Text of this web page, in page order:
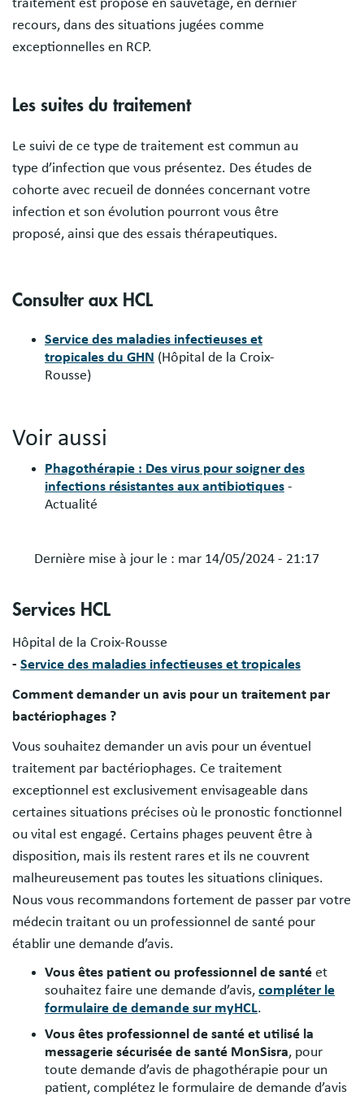
traitement est proposé en sauvetage, en dernier
recours, dans des situations jugées comme
exceptionnelles en RCP.
Les suites du traitement
Le suivi de ce type de traitement est commun au
type d’infection que vous présentez. Des études de
cohorte avec recueil de données concernant votre
infection et son évolution pourront vous être
proposé, ainsi que des essais thérapeutiques.
Consulter aux HCL
Service des maladies infectieuses et
tropicales du GHN (Hôpital de la Croix-
Rousse)
Voir aussi
Phagothérapie : Des virus pour soigner des
infections résistantes aux antibiotiques -
Actualité
Dernière mise à jour le : mar 14/05/2024 - 21:17
Services HCL
Hôpital de la Croix-Rousse
- ​ Service des maladies infectieuses et tropicales
Comment demander un avis pour un traitement par
bactériophages ?
Vous souhaitez demander un avis pour un éventuel
traitement par bactériophages. Ce traitement
exceptionnel est exclusivement envisageable dans
certaines situations précises où le pronostic fonctionnel
ou vital est engagé. Certains phages peuvent être à
disposition, mais ils restent rares et ils ne couvrent
malheureusement pas toutes les situations cliniques.
Nous vous recommandons fortement de passer par votre
médecin traitant ou un professionnel de santé pour
établir une demande d’avis.
Vous êtes patient ou professionnel de santé et
souhaitez faire une demande d’avis, compléter le
formulaire de demande sur myHCL.
Vous êtes professionnel de santé et utilisé la
messagerie sécurisée de santé MonSisra, pour
toute demande d’avis de phagothérapie pour un
patient, complétez le formulaire de demande d’avis